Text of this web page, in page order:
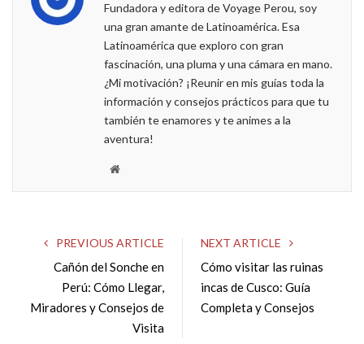
o
k
r
+
I
Fundadora y editora de Voyage Perou, soy
una gran amante de Latinoamérica. Esa
Latinoamérica que exploro con gran
fascinación, una pluma y una cámara en mano.
¿Mi motivación? ¡Reunir en mis guías toda la
información y consejos prácticos para que tu
también te enamores y te animes a la
aventura!
W
i
t
e
PREVIOUS ARTICLE
Cañón del Sonche en
Perú: Cómo Llegar,
Miradores y Consejos de
Visita
NEXT ARTICLE
Cómo visitar las ruinas
incas de Cusco: Guía
Completa y Consejos